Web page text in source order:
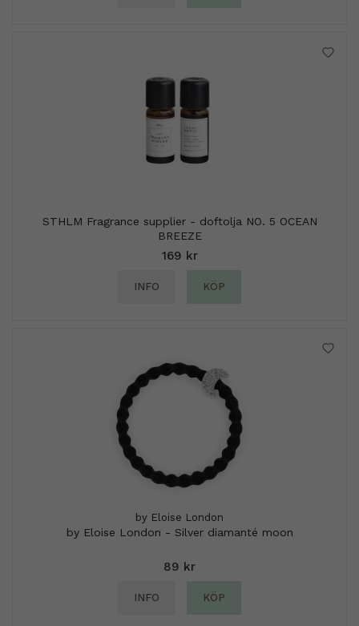
STHLM Fragrance supplier - doftolja NO. 5 OCEAN
BREEZE
169 kr
INFO KÖP
by Eloise London
by Eloise London - Silver diamanté moon
89 kr
INFO KÖP